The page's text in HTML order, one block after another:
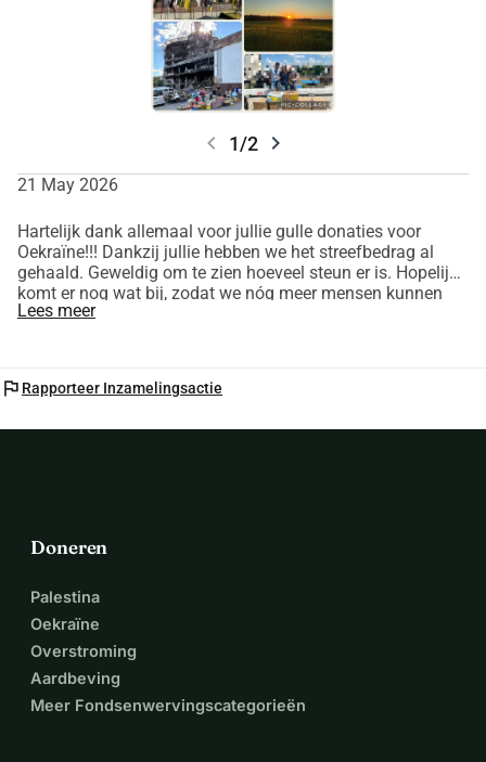
chevron_left 1/2 chevron_right
21 May 2026
Hartelijk dank allemaal voor jullie gulle donaties voor
Oekraïne!!! Dankzij jullie hebben we het streefbedrag al
gehaald. Geweldig om te zien hoeveel steun er is. Hopelijk
komt er nog wat bij, zodat we nóg meer mensen kunnen
helpen.
Lees meer
flag Rapporteer Inzamelingsactie
Doneren
Palestina
Oekraïne
Overstroming
Aardbeving
Meer Fondsenwervingscategorieën